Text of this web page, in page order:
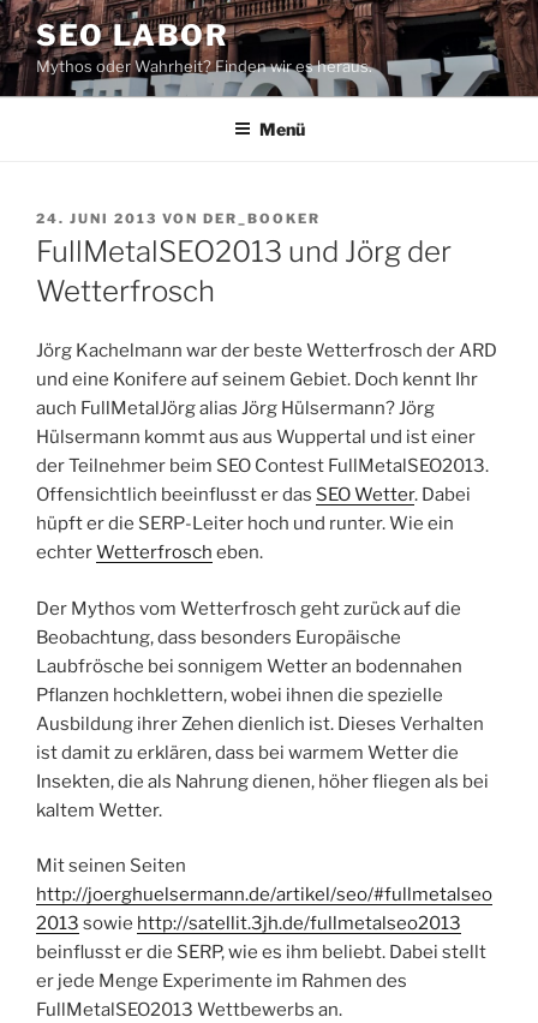
Zum
Inhalt
springen
SEO LABOR
Mythos oder Wahrheit? Finden wir es heraus.
Menü
VERÖFFENTLICHT
AM
24. JUNI 2013 VON DER_BOOKER
FullMetalSEO2013 und Jörg der
Wetterfrosch
Jörg Kachelmann war der beste Wetterfrosch der ARD
und eine Konifere auf seinem Gebiet. Doch kennt Ihr
auch FullMetalJörg alias Jörg Hülsermann? Jörg
Hülsermann kommt aus aus Wuppertal und ist einer
der Teilnehmer beim SEO Contest FullMetalSEO2013.
Offensichtlich beeinflusst er das SEO Wetter. Dabei
hüpft er die SERP-Leiter hoch und runter. Wie ein
echterWetterfrosch eben.
Der Mythos vom Wetterfrosch geht zurück auf die
Beobachtung, dass besonders Europäische
Laubfrösche bei sonnigem Wetter an bodennahen
Pflanzen hochklettern, wobei ihnen die spezielle
Ausbildung ihrer Zehen dienlich ist. Dieses Verhalten
ist damit zu erklären, dass bei warmem Wetter die
Insekten, die als Nahrung dienen, höher fliegen als bei
kaltem Wetter.
Mit seinen Seiten
http://joerghuelsermann.de/artikel/seo/#fullmetalseo
2013 sowie http://satellit.3jh.de/fullmetalseo2013
beinflusst er die SERP, wie es ihm beliebt. Dabei stellt
er jede Menge Experimente im Rahmen des
FullMetalSEO2013 Wettbewerbs an.